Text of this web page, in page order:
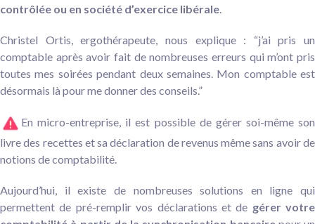
contrôlée ou en société d’exercice libérale.
Christel Ortis, ergothérapeute, nous explique : “j’ai pris un
comptable après avoir fait de nombreuses erreurs qui m’ont pris
toutes mes soirées pendant deux semaines. Mon comptable est
désormais là pour me donner des conseils.”
En micro-entreprise, il est possible de gérer soi-même son
livre des recettes et sa déclaration de revenus même sans avoir de
notions de comptabilité.
Aujourd’hui, il existe de nombreuses solutions en ligne qui
permettent de pré-remplir vos déclarations et de gérer votre